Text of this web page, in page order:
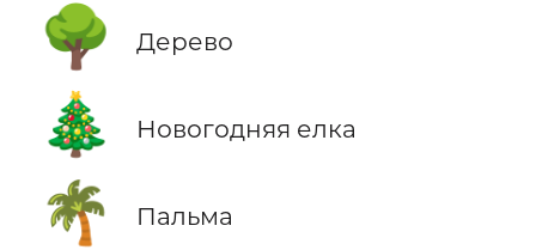
🌳 Дерево
🎄 Новогодняя елка
🌴 Пальма